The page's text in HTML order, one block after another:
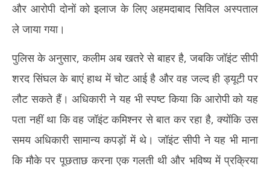
और आरोपी दोनों को इलाज के लिए अहमदाबाद सिविल अस्पताल
ले जाया गया।
पुलिस के अनुसार, कलीम अब खतरे से बाहर है, जबकि जॉइंट सीपी
शरद सिंघल के बाएं हाथ में चोट आई है और वह जल्द ही ड्यूटी पर
लौट सकते हैं। अधिकारी ने यह भी स्पष्ट किया कि आरोपी को यह
पता नहीं था कि वह जॉइंट कमिश्नर से बात कर रहा है, क्योंकि उस
समय अधिकारी सामान्य कपड़ों में थे। जॉइंट सीपी ने यह भी माना
कि मौके पर पूछताछ करना एक गलती थी और भविष्य में प्रक्रिया